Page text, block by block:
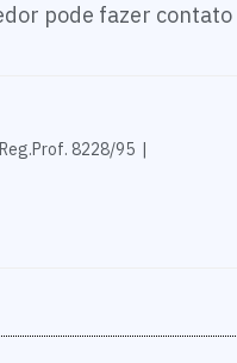
pode fazer contato
8228/95 |